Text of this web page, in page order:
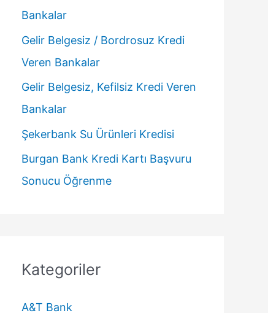
Bankalar
Gelir Belgesiz / Bordrosuz Kredi
Veren Bankalar
Gelir Belgesiz, Kefilsiz Kredi Veren
Bankalar
Şekerbank Su Ürünleri Kredisi
Burgan Bank Kredi Kartı Başvuru
Sonucu Öğrenme
Kategoriler
A&T Bank